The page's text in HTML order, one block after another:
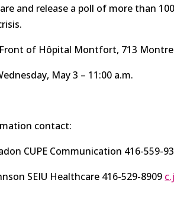
and release a poll of more than
Front of Hôpital Montfort, 713
May 3 – 11:00 a.m.
contact:
CUPE Communication 416-559-
SEIU Healthcare 416-529-8909